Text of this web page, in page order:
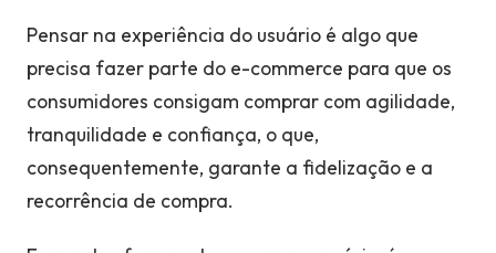
Pensar na experiência do usuário é algo que
precisa fazer parte do e-commerce para que os
consumidores consigam comprar com agilidade,
tranquilidade e confiança, o que,
consequentemente, garante a fidelização e a
recorrência de compra.